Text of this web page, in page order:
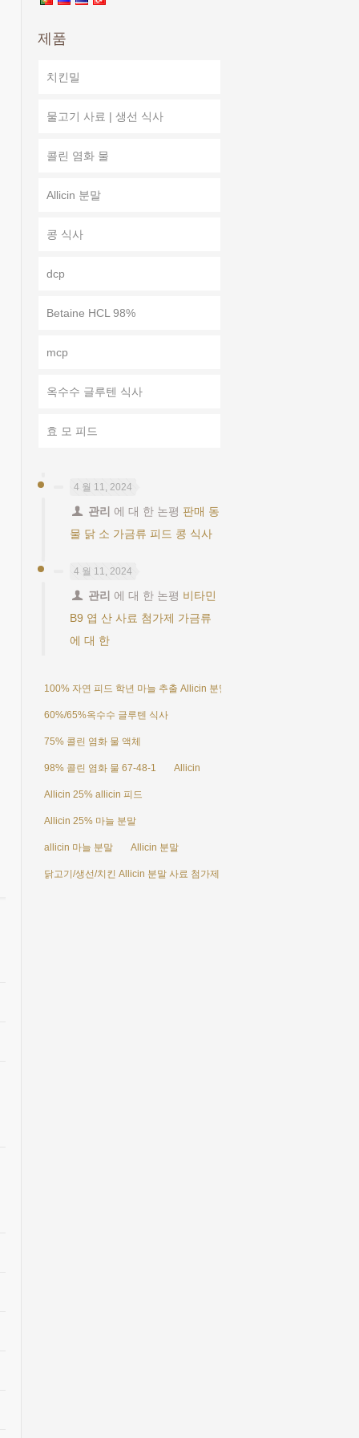
제품
치킨밀
물고기 사료 | 생선 식사
콜린 염화 물
Allicin 분말
콩 식사
dcp
Betaine HCL 98%
mcp
옥수수 글루텐 식사
효 모 피드
4 월 11, 2024
관리 에 대 한 논평 판매 동
물 닭 소 가금류 피드 콩 식사
4 월 11, 2024
관리 에 대 한 논평 비타민
B9 엽 산 사료 첨가제 가금류
에 대 한
100% 자연 피드 학년 마늘 추출 Allicin 분말 25%
60%/65%옥수수 글루텐 식사
75% 콜린 염화 물 액체
98% 콜린 염화 물 67-48-1 Allicin
Allicin 25% allicin 피드
Allicin 25% 마늘 분말
allicin 마늘 분말 Allicin 분말
닭고기/생선/치킨 Allicin 분말 사료 첨가제